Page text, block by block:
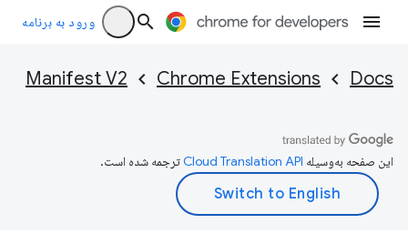
ورود به برنامه
Docs
Chrome Extensions
Manifest V2
این صفحه به‌وسیله ترجمه شده است.